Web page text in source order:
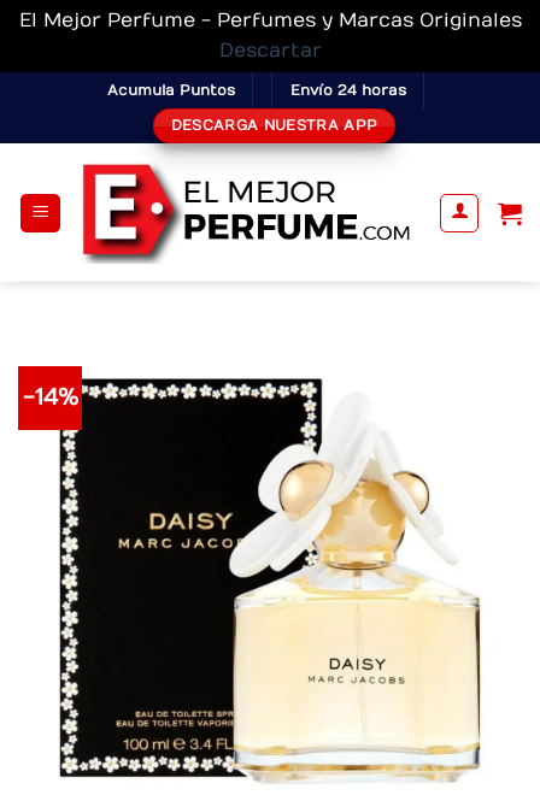
El Mejor Perfume - Perfumes y Marcas Originales
Descartar
content
Acumula Puntos Envío 24 horas
DESCARGA NUESTRA APP
-14%